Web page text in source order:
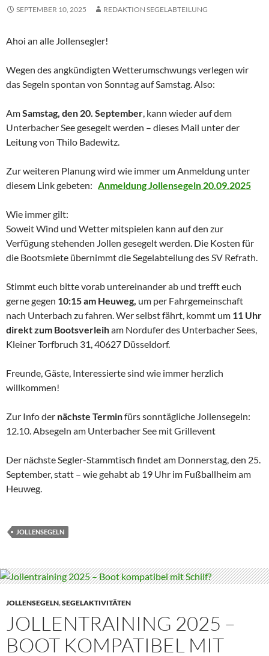
SEPTEMBER 10, 2025 REDAKTION SEGELABTEILUNG
Ahoi an alle Jollensegler!
Wegen des angkündigten Wetterumschwungs verlegen wir
das Segeln spontan von Sonntag auf Samstag. Also:
AmSamstag, den 20. September, kann wieder auf dem
Unterbacher See gesegelt werden – dieses Mail unter der
Leitung von Thilo Badewitz.
Zur weiteren Planung wird wie immer um Anmeldung unter
diesem Link gebeten: Anmeldung Jollensegeln 20.09.2025
Wie immer gilt:
Soweit Wind und Wetter mitspielen kann auf den zur
Verfügung stehenden Jollen gesegelt werden. Die Kosten für
die Bootsmiete übernimmt die Segelabteilung des SV Refrath.
Stimmt euch bitte vorab untereinander ab und trefft euch
gerne gegen 10:15 am Heuweg, um per Fahrgemeinschaft
nach Unterbach zu fahren. Wer selbst fährt, kommt um 11 Uhr
direkt zum Bootsverleiham Nordufer des Unterbacher Sees,
Kleiner Torfbruch 31, 40627 Düsseldorf.
Freunde, Gäste, Interessierte sind wie immer herzlich
willkommen!
Zur Info der nächste Terminfürs sonntägliche Jollensegeln:
12.10. Absegeln am Unterbacher See mit Grillevent
Der nächste Segler-Stammtisch findet am Donnerstag, den 25.
September, statt – wie gehabt ab 19 Uhr im Fußballheim am
Heuweg.
JOLLENSEGELN
JOLLENSEGELN,SEGELAKTIVITÄTEN
JOLLENTRAINING 2025 –
BOOT KOMPATIBEL MIT